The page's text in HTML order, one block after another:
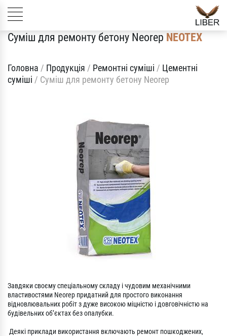
Суміш для ремонту бетону Neorep NEOTEX
Головна / Продукція / Ремонтні суміші / Цементні
суміші / Суміш для ремонту бетону Neorep
Завдяки своєму спеціальному складу і чудовим механічними
властивостями Neorep придатний для простого виконання
відновлювальних робіт з дуже високою міцністю і довговічністю на
будівельних об’єктах без опалубки.
Деякі приклади використання включають ремонт пошкоджених,